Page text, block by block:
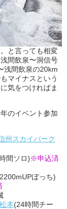
と言っても相変
間飲泉〜洞信号
浅間飲泉の20km
マイナスという
気をつければま
のイベント参加
州スカイパーク
間ソロ)※申込済
ぼっち)
本(24時間チー